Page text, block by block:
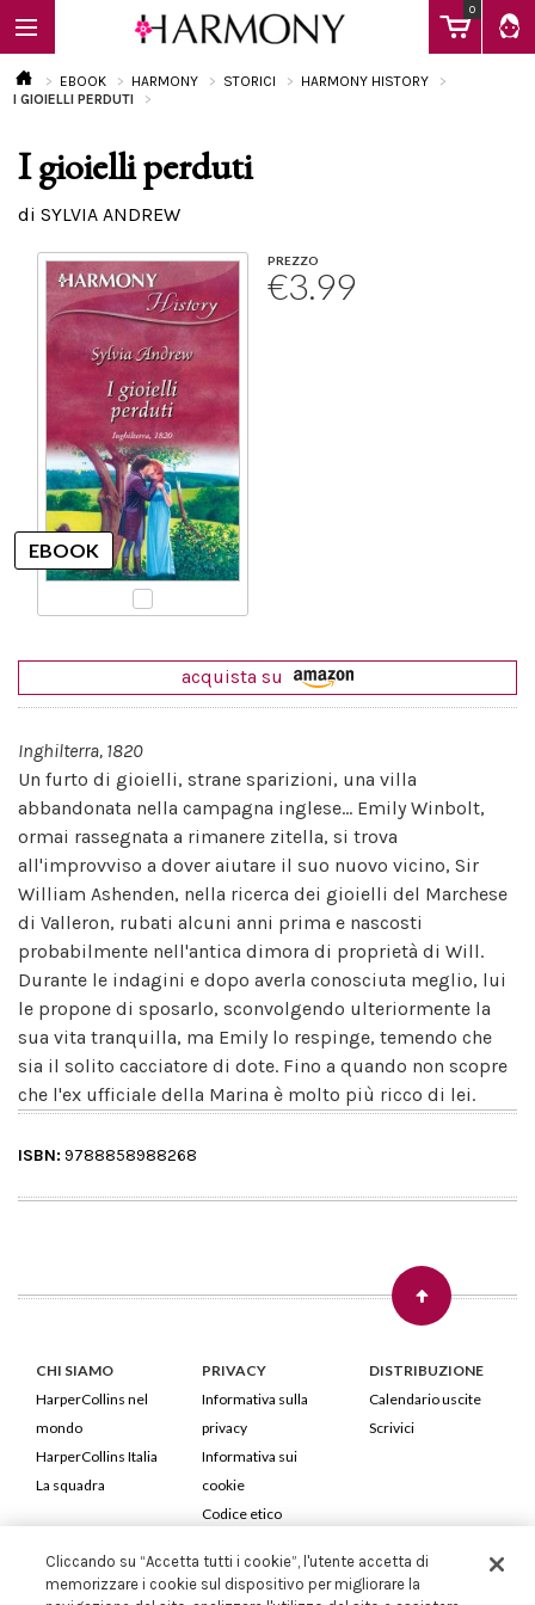
0
EBOOK
Calendario
EBOOK HARMONY STORICI
HARMONY HISTORY
I GIOIELLI PERDUTI
I gioielli perduti
di SYLVIA ANDREW
PREZZO
€3.99
acquista su
Inghilterra, 1820
Un furto di gioielli, strane sparizioni, una villa
abbandonata nella campagna inglese... Emily Winbolt,
ormai rassegnata a rimanere zitella, si trova
all'improvviso a dover aiutare il suo nuovo vicino, Sir
William Ashenden, nella ricerca dei gioielli del Marchese
di Valleron, rubati alcuni anni prima e nascosti
probabilmente nell'antica dimora di proprietà di Will.
Durante le indagini e dopo averla conosciuta meglio, lui
le propone di sposarlo, sconvolgendo ulteriormente la
sua vita tranquilla, ma Emily lo respinge, temendo che
sia il solito cacciatore di dote. Fino a quando non scopre
che l'ex ufficiale della Marina è molto più ricco di lei.
ISBN: 9788858988268
CHI SIAMO
HarperCollins nel
mondo
HarperCollins Italia
La squadra
PRIVACY
Informativa sulla
privacy
Informativa sui
cookie
Codice etico
DISTRIBUZIONE
Calendario uscite
Scrivici
HarperCollins Italia S.p.A. Viale Monte Nero, 84 - 20135 Milano
Cod. Fiscale e P.IVA 05946780151 - Capitale Sociale 258.250 €
Cliccando su “Accetta tutti i cookie”, l'utente accetta di
memorizzare i cookie sul dispositivo per migliorare la